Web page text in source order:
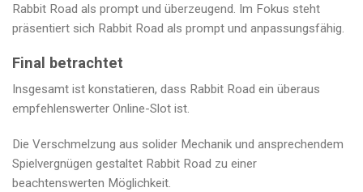
Rabbit Road als prompt und überzeugend. Im Fokus steht
präsentiert sich Rabbit Road als prompt und anpassungsfähig.
Final betrachtet
Insgesamt ist konstatieren, dass Rabbit Road ein überaus
empfehlenswerter Online-Slot ist.
Die Verschmelzung aus solider Mechanik und ansprechendem
Spielvergnügen gestaltet Rabbit Road zu einer
beachtenswerten Möglichkeit.